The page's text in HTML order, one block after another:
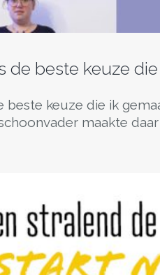
de beste keuze
beste keuze die ik
maakte